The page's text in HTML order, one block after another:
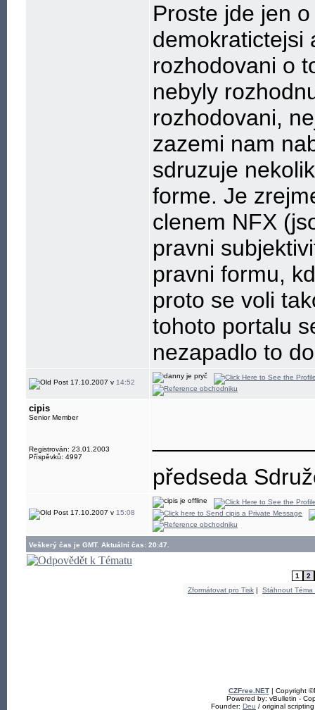
Proste jde jen
demokratictejsi
rozhodovani o
nebyly
rozhodovani,
zazemi nam
sdruzuje
forme. Je
clenem NFX
pravni
pravni formu,
proto se voli
tohoto portalu
nezapadlo to
17.10.2007 v 14:52
cipis
Senior Member
Registrován: 23.01.2003
Příspěvků: 4997
předseda
17.10.2007 v 15:08
Veškerý čas je GMT. Aktuální čas: 20:47.
1
2
Zformátovat pro Tisk | Stáhnout Téma
CZFree.NET| Copyright
Powered by: vBulletin -
Founder: Deu / original